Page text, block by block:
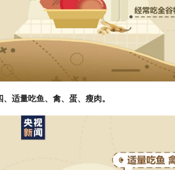
、适量吃鱼、禽、蛋、瘦肉。